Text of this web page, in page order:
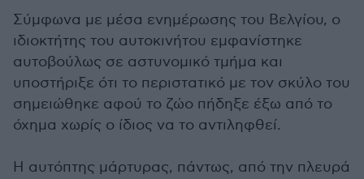
Σύμφωνα με μέσα ενημέρωσης του Βελγίου, ο
ιδιοκτήτης του αυτοκινήτου εμφανίστηκε
αυτοβούλως σε αστυνομικό τμήμα και
υποστήριξε ότι το περιστατικό με τον σκύλο του
σημειώθηκε αφού το ζώο πήδηξε έξω από το
όχημα χωρίς ο ίδιος να το αντιληφθεί.
Η αυτόπτης μάρτυρας, πάντως, από την πλευρά